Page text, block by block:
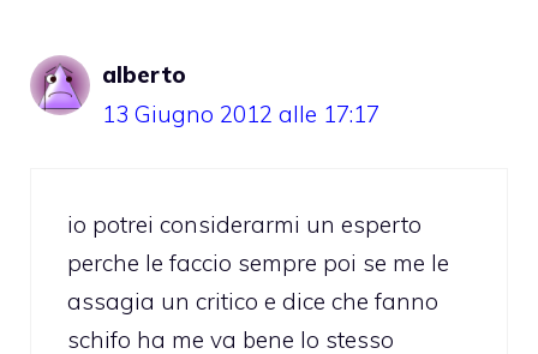
alberto
13 Giugno 2012 alle 17:17
io potrei considerarmi un esperto
perche le faccio sempre poi se me le
assagia un critico e dice che fanno
schifo ha me va bene lo stesso